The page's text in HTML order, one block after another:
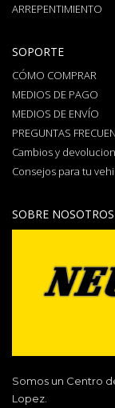
ARREPENTIMIENTO
SOPORTE
CÓMO COMPRAR
MEDIOS DE PAGO
MEDIOS DE ENVÍO
PREGUNTAS
Cambios y
Consejos para tu
SOBRE NOSOTROS
Somos un Centro
Lopez.